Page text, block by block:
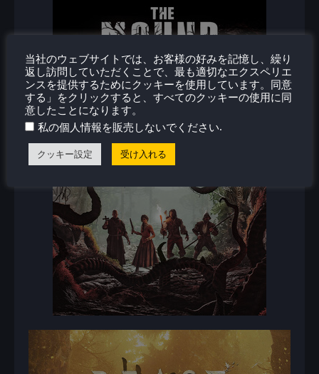
当社のウェブサイトでは、お客様の好みを記憶し、繰り
返し訪問していただくことで、最も適切なエクスペリエ
ンスを提供するためにクッキーを使用しています。同意
する」をクリックすると、すべてのクッキーの使用に同
意したことになります。
私の個人情報を販売しないでください.
クッキー設定 受け入れる